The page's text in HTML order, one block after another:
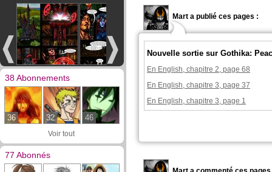
38 Abonnements
36 32 46
Voir tout
77 Abonnés
Mart a publié ces pages :
Nouvelle sortie sur Gothika:
En English, chapitre 2, page 68
En English, chapitre 3, page 37
En English, chapitre 3, page 1